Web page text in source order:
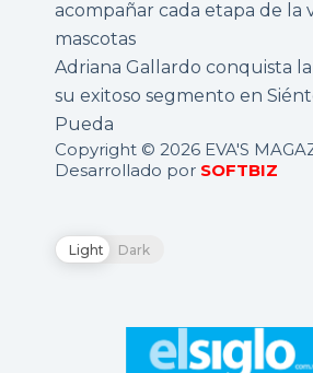
acompañar cada etapa de la
mascotas
Adriana Gallardo conquista
su exitoso segmento en
Pueda
Copyright © 2026 EVA'S
Desarrollado por SOFTBIZ
Light Dark